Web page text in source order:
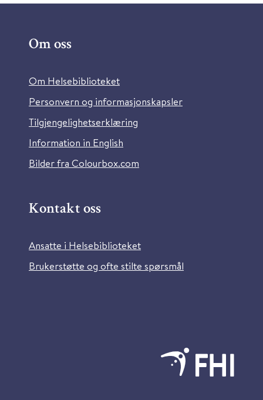
Om oss
Om Helsebiblioteket
Personvern og informasjonskapsler
Tilgjengelighetserklæring
Information in English
Bilder fra Colourbox.com
Kontakt oss
Ansatte i Helsebiblioteket
Brukerstøtte og ofte stilte spørsmål